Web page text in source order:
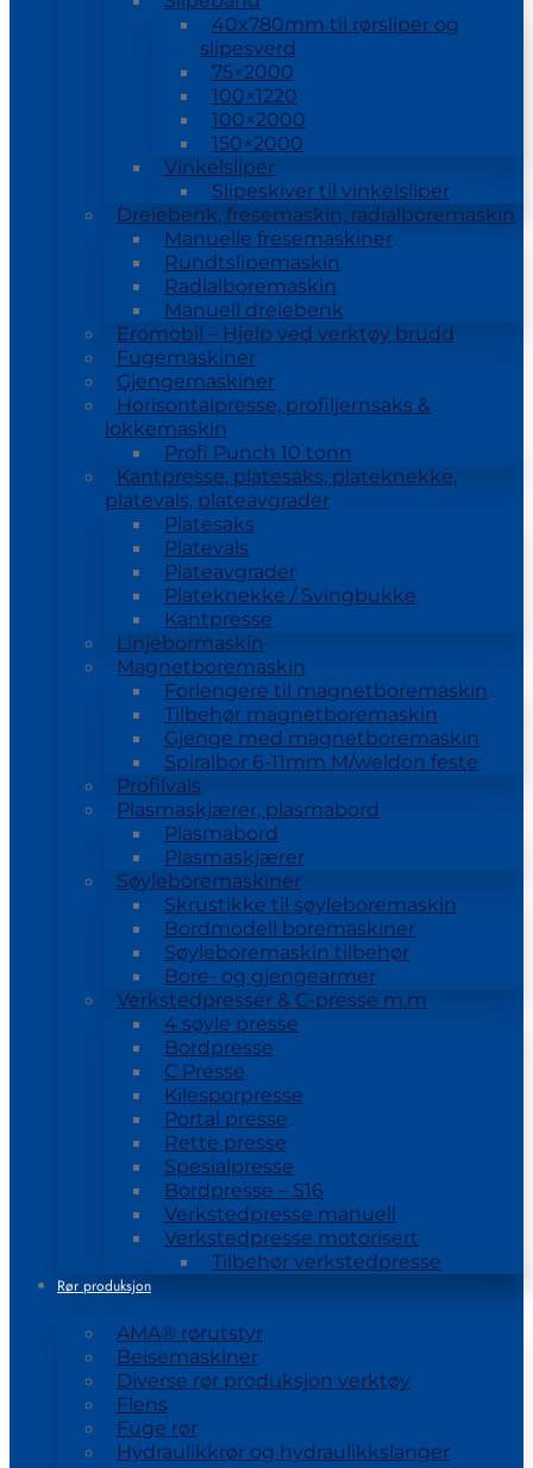
40x780mm til rørsliper og
slipesverd
75×2000
100×1220
100×2000
150×2000
Vinkelsliper
Slipeskiver til vinkelsliper
Dreiebenk, fresemaskin, radialboremaskin
Manuelle fresemaskiner
Rundtslipemaskin
Radialboremaskin
Manuell dreiebenk
Eromobil – Hjelp ved verktøy brudd
Fugemaskiner
Gjengemaskiner
Horisontalpresse, profiljernsaks &
lokkemaskin
Profi Punch 10 tonn
Kantpresse, platesaks, plateknekke,
platevals, plateavgrader
Platesaks
Platevals
Plateavgrader
Plateknekke / Svingbukke
Kantpresse
Linjebormaskin
Magnetboremaskin
Forlengere til magnetboremaskin
Tilbehør magnetboremaskin
Gjenge med magnetboremaskin
Spiralbor 6-11mm M/weldon feste
Profilvals
Plasmaskjærer, plasmabord
Plasmabord
Plasmaskjærer
Søyleboremaskiner
Skrustikke til søyleboremaskin
Bordmodell boremaskiner
Søyleboremaskin tilbehør
Bore- og gjengearmer
Verkstedpresser & C-presse m.m
4 søyle presse
Bordpresse
C Presse
Kilesporpresse
Portal presse
Rette presse
Spesialpresse
Bordpresse – S16
Verkstedpresse manuell
Verkstedpresse motorisert
Tilbehør verkstedpresse
Rør produksjon
AMA® rørutstyr
Beisemaskiner
Diverse rør produksjon verktøy
Flens
Fuge rør
Hydraulikkrør og hydraulikkslanger